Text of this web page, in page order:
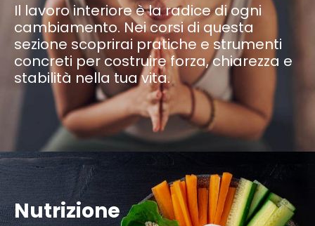
Il lavoro interiore è la radice di ogni
cambiamento. Nei corsi di questa
sezione scoprirai pratiche e strumenti
concreti per costruire forza, chiarezza e
stabilità nella tua vita.
Nutrizione